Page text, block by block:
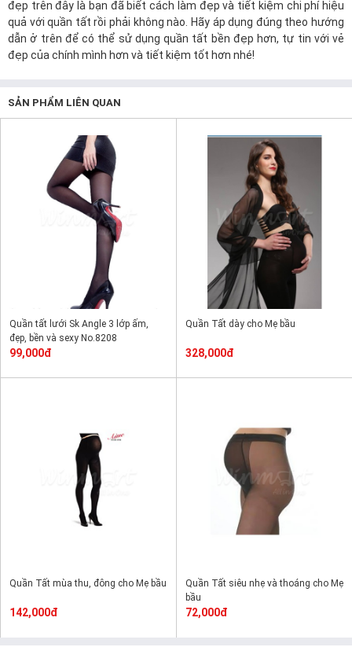
đẹp trên đây là bạn đã biết cách làm đẹp và tiết kiệm chi phí hiệu
quả với quần tất rồi phải không nào. Hãy áp dụng đúng theo hướng
dẫn ở trên để có thể sử dụng quần tất bền đẹp hơn, tự tin với vẻ
đẹp của chính mình hơn và tiết kiệm tốt hơn nhé!
SẢN PHẨM LIÊN QUAN
Quần tất lưới Sk Angle 3 lớp ấm,
đẹp, bền và sexy No.8208
99,000đ
Quần Tất dày cho Mẹ bầu
328,000đ
Quần Tất mùa thu, đông cho Mẹ bầu
142,000đ
Quần Tất siêu nhẹ và thoáng cho Mẹ
bầu
72,000đ